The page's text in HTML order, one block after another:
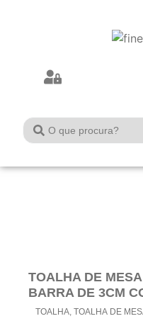
TOALHA DE
BARRA DE 3CM
TOALHA TOALHA DE